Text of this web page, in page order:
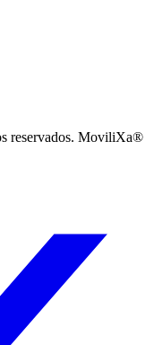
reservados. MoviliXa®